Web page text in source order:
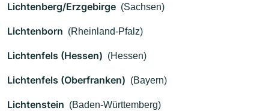
Lichtenberg/Erzgebirge (Sachsen)
Lichtenborn (Rheinland-Pfalz)
Lichtenfels (Hessen) (Hessen)
Lichtenfels (Oberfranken) (Bayern)
Lichtenstein (Baden-Württemberg)